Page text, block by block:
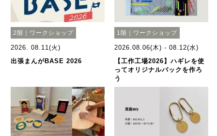
2階｜ワークショップ
2026. 08.11(火)
出張まんがBASE 2026
1階｜ワークショップ
2026.08.06(木) - 08.12(水)
【工作工場2026】ハギレを使
ってオリジナルバックを作ろ
う